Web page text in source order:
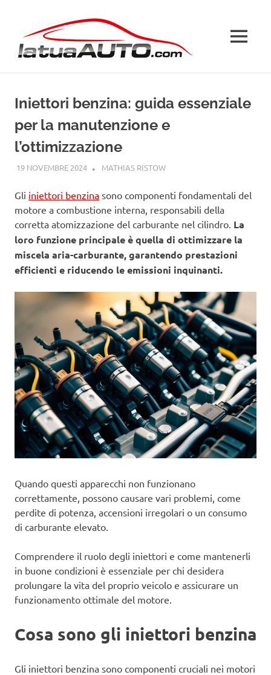
contenuto
MENU
Iniettori benzina: guida essenziale
per la manutenzione e
l’ottimizzazione
19 NOVEMBRE 2024 MATHIAS RISTOWGUIDE
Gli iniettori benzina sono componenti fondamentali del
motore a combustione interna, responsabili della
corretta atomizzazione del carburante nel cilindro. La
loro funzione principale è quella di ottimizzare la
miscela aria-carburante, garantendo prestazioni
efficienti e riducendo le emissioni inquinanti.
Quando questi apparecchi non funzionano
correttamente, possono causare vari problemi, come
perdite di potenza, accensioni irregolari o un consumo
di carburante elevato.
Comprendere il ruolo degli iniettori e come mantenerli
in buone condizioni è essenziale per chi desidera
prolungare la vita del proprio veicolo e assicurare un
funzionamento ottimale del motore.
Cosa sono gli iniettori benzina
Gli iniettori benzina sono componenti cruciali nei motori